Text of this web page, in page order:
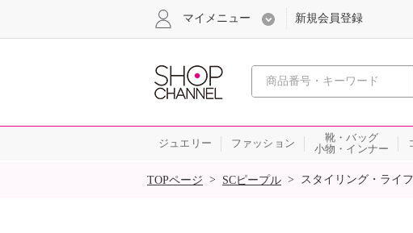
心おどる、瞬間を。
マイメニュー 新規会員登録
ジュエリー ファッション
靴・バッグ
小物・インナー
SALE
TOPページ > SCピープル > スタイリング・ライ